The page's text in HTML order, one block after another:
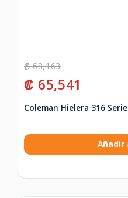
₡68,163
₡ 65,541
Coleman Hielera 316
Añadir